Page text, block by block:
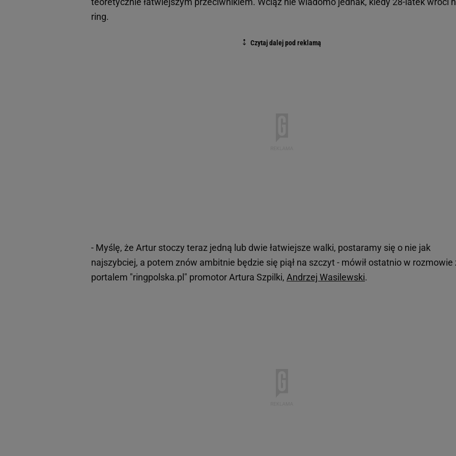
ring.
- Myślę, że Artur stoczy teraz jedną lub dwie łatwiejsze walki, postaramy się o nie jak
najszybciej, a potem znów ambitnie będzie się piął na szczyt - mówił ostatnio w rozmowie
portalem "ringpolska.pl" promotor Artura Szpilki, Andrzej Wasilewski.